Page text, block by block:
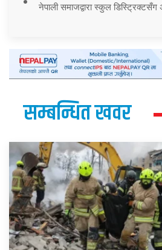
नेपाली समाजद्वारा स्कुल
सम्बन्धित खवर